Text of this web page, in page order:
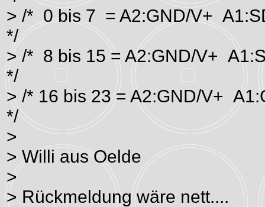
> /* 0 bis 7 = A2:GND/V+
*/
> /* 8 bis 15 = A2:GND/V+
*/
> /* 16 bis 23 = A2:GND/
*/
>
> Willi aus Oelde
>
> Rückmeldung wäre nett....